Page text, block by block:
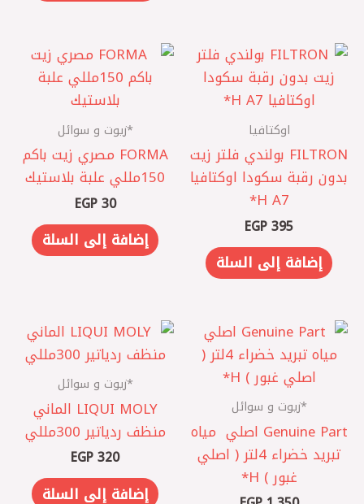
اوكتافيا
‏FILTRON بولندي فلتر زيت
بدون رقبة سكودا اوكتافيا
A7 ‏H*
EGP395
إضافة إلى السلة
*زيوت و سوائل
FORMA مصري ‎زيت باكم
150مللي علبة بلاستيك
EGP30
إضافة إلى السلة
*زيوت و سوائل
Genuine Part اصلي ‎ مياه
تبريد خضراء 4لتر ( اصلي
غبور ) H*
*زيوت و سوائل
LIQUI MOLY الماني
منظف ردياتير 300مللي
EGP320
إضافة إلى السلة